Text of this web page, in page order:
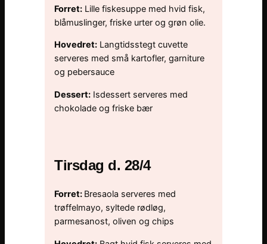
Forret: Lille fiskesuppe med hvid fisk,
blåmuslinger, friske urter og grøn olie.
Hovedret: Langtidsstegt cuvette
serveres med små kartofler, garniture
og pebersauce
Dessert: Isdessert serveres med
chokolade og friske bær
Tirsdag d. 28/4
Forret: Bresaola serveres med
trøffelmayo, syltede rødløg,
parmesanost, oliven og chips